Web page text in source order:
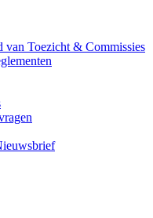
van Toezicht & Commissies